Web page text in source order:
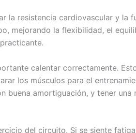
la resistencia cardiovascular y la
mejorando la flexibilidad, el
calentar correctamente.
los músculos para el
buena amortiguación, y tener una
del circuito. Si se siente